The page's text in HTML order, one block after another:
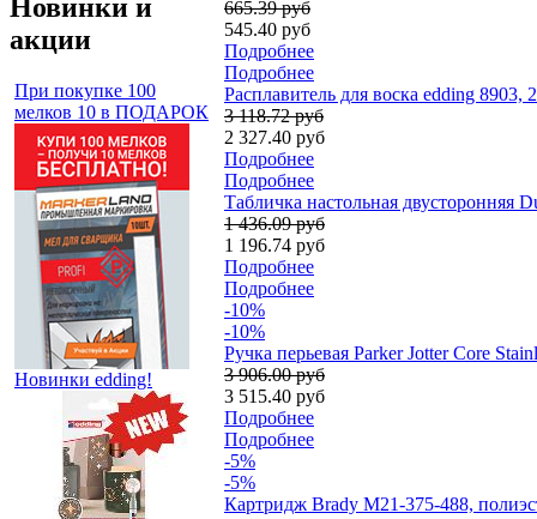
Новинки и
акции
При покупке 100
мелков 10 в ПОДАРОК
Новинки edding!
665.39 руб
545.40 руб
Подробнее
Подробнее
Расплавитель для воска edding 8903,
3 118.72 руб
2 327.40 руб
Подробнее
Подробнее
Табличка настольная двусторонняя
1 436.09 руб
1 196.74 руб
Подробнее
Подробнее
-10%
-10%
Ручка перьевая Parker Jotter Core
3 906.00 руб
3 515.40 руб
Подробнее
Подробнее
-5%
-5%
Картридж Brady M21-375-488,